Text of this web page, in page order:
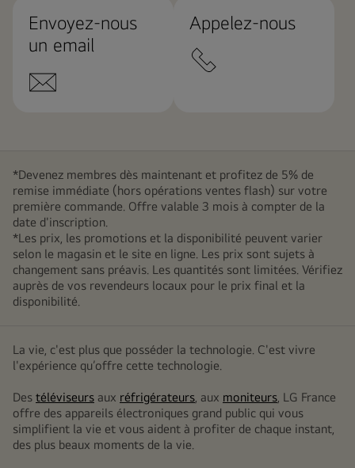
Envoyez-nous
un email
Appelez-nous
*Devenez membres dès maintenant et profitez de 5% de
remise immédiate (hors opérations ventes flash) sur votre
première commande. Offre valable 3 mois à compter de la
date d'inscription.
*Les prix, les promotions et la disponibilité peuvent varier
selon le magasin et le site en ligne. Les prix sont sujets à
changement sans préavis. Les quantités sont limitées. Vérifiez
auprès de vos revendeurs locaux pour le prix final et la
disponibilité.
La vie, c'est plus que posséder la technologie. C'est vivre
l'expérience qu’offre cette technologie.
Des téléviseurs aux réfrigérateurs, aux moniteurs, LG France
offre des appareils électroniques grand public qui vous
simplifient la vie et vous aident à profiter de chaque instant,
des plus beaux moments de la vie.